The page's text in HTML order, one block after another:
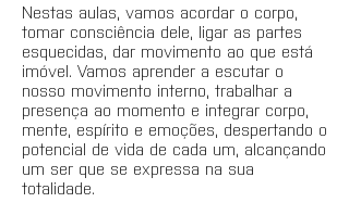
Nestas aulas, vamos acordar o corpo,
tomar consciência dele, ligar as partes
esquecidas, dar movimento ao que está
imóvel. Vamos aprender a escutar o
nosso movimento interno, trabalhar a
presença ao momento e integrar corpo,
mente, espírito e emoções, despertando o
potencial de vida de cada um, alcançando
um ser que se expressa na sua
totalidade.